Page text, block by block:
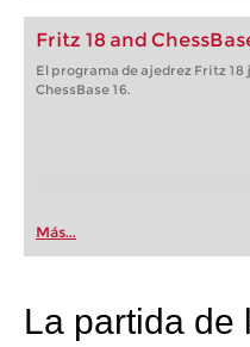
Fritz 18 and
El programa de ajedrez Fritz 18
ChessBase 16.
Más...
La partida de